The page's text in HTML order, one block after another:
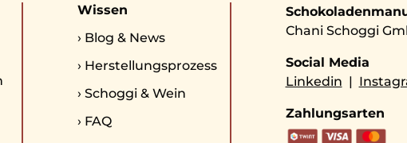
Wissen
› Blog & News
› Herstellungsprozess
› Schoggi & Wein
› FAQ
Chani Schoggi
Social Media
Linkedin |
Zahlungsarten